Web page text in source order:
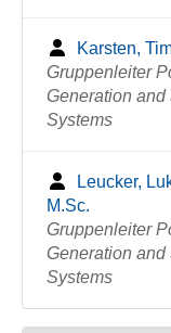
Karsten,
Gruppenleiter
Generation and
Systems
Leucker,
M.Sc.
Gruppenleiter
Generation and
Systems